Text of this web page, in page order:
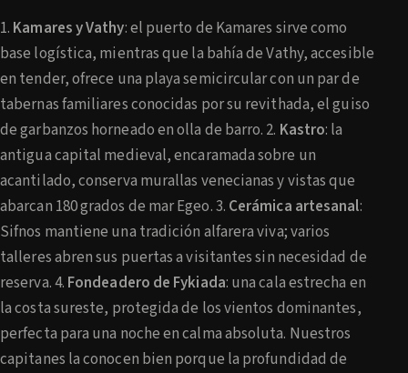
1. Kamares y Vathy: el puerto de Kamares sirve como
base logística, mientras que la bahía de Vathy, accesible
en tender, ofrece una playa semicircular con un par de
tabernas familiares conocidas por su revithada, el guiso
de garbanzos horneado en olla de barro. 2. Kastro: la
antigua capital medieval, encaramada sobre un
acantilado, conserva murallas venecianas y vistas que
abarcan 180 grados de mar Egeo. 3. Cerámica artesanal:
Sifnos mantiene una tradición alfarera viva; varios
talleres abren sus puertas a visitantes sin necesidad de
reserva. 4. Fondeadero de Fykiada: una cala estrecha en
la costa sureste, protegida de los vientos dominantes,
perfecta para una noche en calma absoluta. Nuestros
capitanes la conocen bien porque la profundidad de